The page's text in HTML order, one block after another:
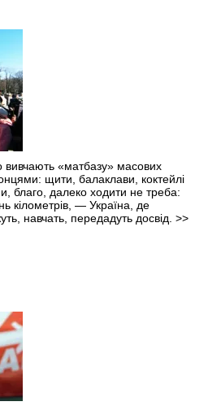
вивчають «матбазу» масових
щити, балаклави, коктейлі
благо, далеко ходити не треба:
кілометрів, — Україна, де
навчать, передадуть досвід. >>